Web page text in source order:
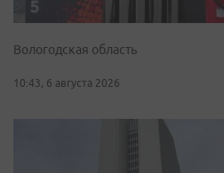
Вологодская область
10:43, 6 августа 2026